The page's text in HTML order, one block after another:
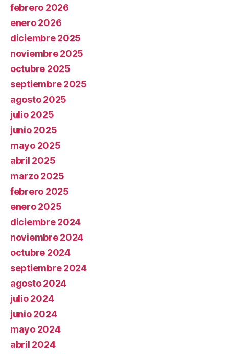
febrero 2026
enero 2026
diciembre 2025
noviembre 2025
octubre 2025
septiembre 2025
agosto 2025
julio 2025
junio 2025
mayo 2025
abril 2025
marzo 2025
febrero 2025
enero 2025
diciembre 2024
noviembre 2024
octubre 2024
septiembre 2024
agosto 2024
julio 2024
junio 2024
mayo 2024
abril 2024